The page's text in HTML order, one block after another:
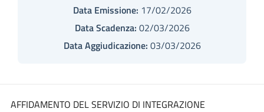
Data Emissione: 17/02/2026
Data Scadenza: 02/03/2026
Data Aggiudicazione: 03/03/2026
AFFIDAMENTO DEL SERVIZIO DI INTEGRAZIONE